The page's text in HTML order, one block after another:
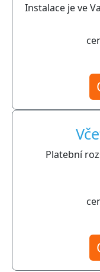
Instalace je ve
Platební